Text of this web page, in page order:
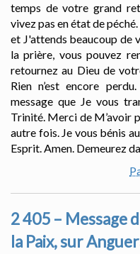
temps de votre grand
vivez pas en état de
et J'attends beaucoup de
la prière, vous pouvez
retournez au Dieu de
Rien n’est encore
message que Je vous
Trinité. Merci de M’avoir
autre fois. Je vous bénis
Esprit. Amen. Demeurez
2 405 – Message
la Paix, sur